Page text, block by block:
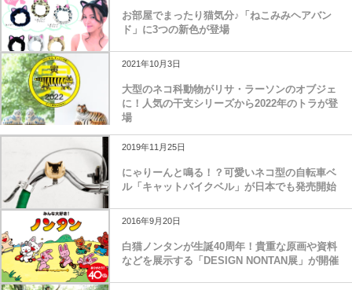
お部屋でまったり猫気分♪「ねこみみヘアバン
ド」に3つの新色が登場
大型のネコ科動物がリサ・ラーソンのオブジェ
に！人気の干支シリーズから2022年のトラが登
場
にゃりーんと鳴る！？可愛いネコ型の自転車ベ
ル「キャットバイクベル」が日本でも発売開始
白猫ノンタンが生誕40周年！貴重な原画や資料
などを展示する「DESIGN NONTAN展」が開催